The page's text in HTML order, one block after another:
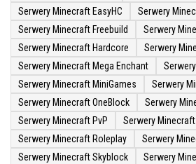
Serwery Minecraft EasyHC
Serwery
Serwery Minecraft Freebuild
Serwery
Serwery Minecraft Hardcore
Serwery
Serwery Minecraft Mega Enchant
Serwery Minecraft MiniGames
Serwery
Serwery Minecraft OneBlock
Serwery
Serwery Minecraft PvP
Serwery
Serwery Minecraft Roleplay
Serwery
Serwery Minecraft Skyblock
Serwery